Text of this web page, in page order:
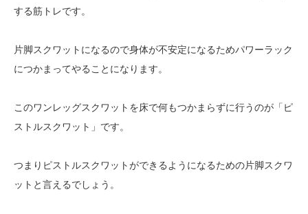
する筋トレです。
片脚スクワットになるので身体が不安定になるためパワーラック
につかまってやることになります。
このワンレッグスクワットを床で何もつかまらずに行うのが「ピ
ストルスクワット」です。
つまりピストルスクワットができるようになるための片脚スクワ
ットと言えるでしょう。